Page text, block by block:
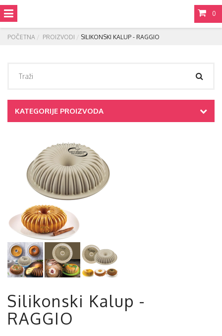
0
POČETNA PROIZVODI SILIKONSKI KALUP - RAGGIO
KATEGORIJE PROIZVODA
Silikonski Kalup -
RAGGIO